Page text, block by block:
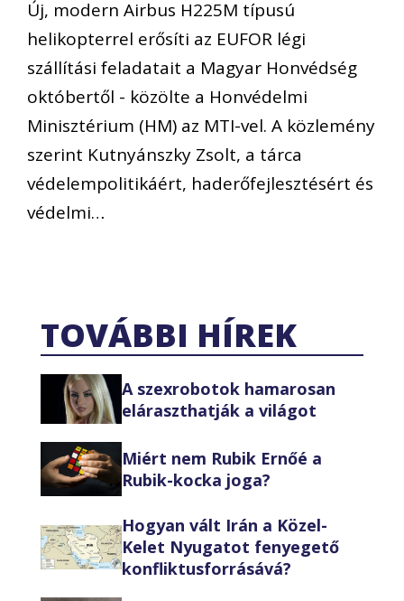
Új, modern Airbus H225M típusú
helikopterrel erősíti az EUFOR légi
szállítási feladatait a Magyar Honvédség
októbertől - közölte a Honvédelmi
Minisztérium (HM) az MTI-vel. A közlemény
szerint Kutnyánszky Zsolt, a tárca
védelempolitikáért, haderőfejlesztésért és
védelmi…
TOVÁBBI HÍREK
A szexrobotok hamarosan
eláraszthatják a világot
Miért nem Rubik Ernőé a
Rubik-kocka joga?
Hogyan vált Irán a Közel-
Kelet Nyugatot fenyegető
konfliktusforrásává?